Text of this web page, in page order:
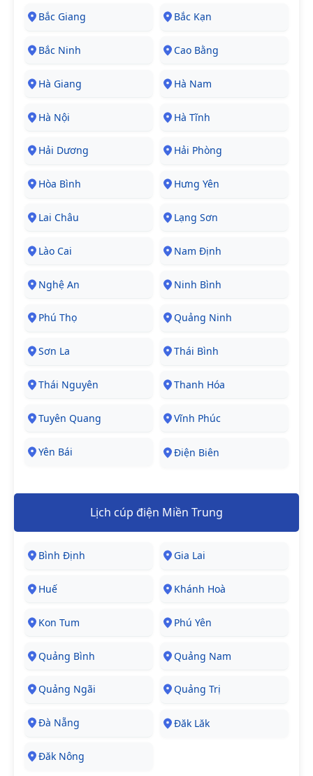
Bắc Giang Bắc Kạn
Bắc Ninh Cao Bằng
Hà Giang Hà Nam
Hà Nội Hà Tĩnh
Hải Dương Hải Phòng
Hòa Bình Hưng Yên
Lai Châu Lạng Sơn
Lào Cai Nam Định
Nghệ An Ninh Bình
Phú Thọ Quảng Ninh
Sơn La Thái Bình
Thái Nguyên Thanh Hóa
Tuyên Quang Vĩnh Phúc
Yên Bái Điện Biên
Lịch cúp điện Miền Trung
Bình Định Gia Lai
Huế Khánh Hoà
Kon Tum Phú Yên
Quảng Bình Quảng Nam
Quảng Ngãi Quảng Trị
Đà Nẵng Đăk Lăk
Đăk Nông